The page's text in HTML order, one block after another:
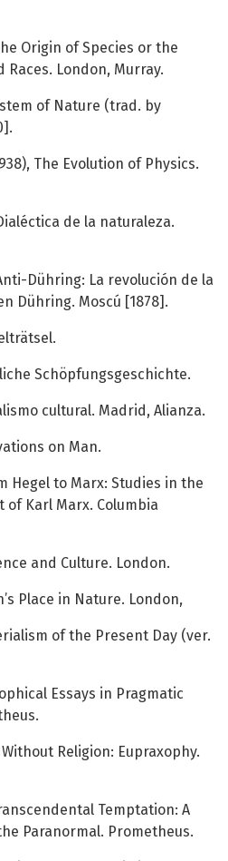
Origin of Species or the
Races. London, Murray.
of Nature (trad. by
The Evolution of Physics.
de la naturaleza.
Dühring: La revolución de la
Dühring. Moscú [1878].
Schöpfungsgeschichte.
cultural. Madrid, Alianza.
on Man.
Hegel to Marx: Studies in the
of Karl Marx. Columbia
and Culture. London.
Place in Nature. London,
of the Present Day (ver.
Essays in Pragmatic
Religion: Eupraxophy.
Temptation: A
Paranormal. Prometheus.